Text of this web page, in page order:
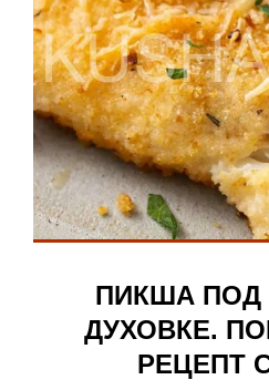
ПИКША
ДУХОВКЕ.
РЕЦЕПТ